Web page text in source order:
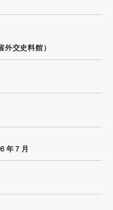
交史料館）
年７月